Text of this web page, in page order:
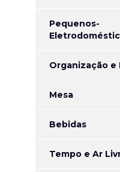
Pequenos-
Organização e
Mesa
Bebidas
Tempo e Ar